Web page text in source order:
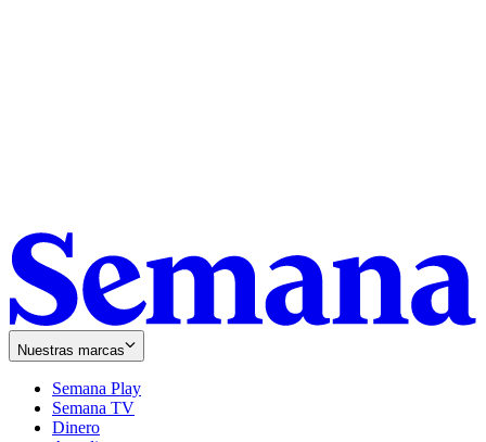
Nuestras marcas
Semana Play
Semana TV
Dinero